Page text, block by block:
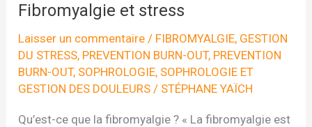
Fibromyalgie et stress
Laisser un commentaire / FIBROMYALGIE, GESTION
DU STRESS, PREVENTION BURN-OUT, PREVENTION
BURN-OUT, SOPHROLOGIE, SOPHROLOGIE ET
GESTION DES DOULEURS / STÉPHANE YAÏCH
Qu’est-ce que la fibromyalgie ? « La fibromyalgie est